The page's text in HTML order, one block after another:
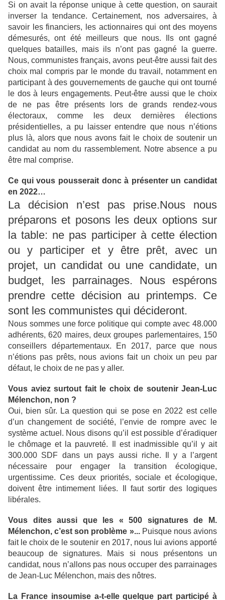
Si on avait la réponse unique à cette question, on saurait
inverser la tendance. Certainement, nos adversaires, à
savoir les financiers, les actionnaires qui ont des moyens
démesurés, ont été meilleurs que nous. Ils ont gagné
quelques batailles, mais ils n’ont pas gagné la guerre.
Nous, communistes français, avons peut-être aussi fait des
choix mal compris par le monde du travail, notamment en
participant à des gouvernements de gauche qui ont tourné
le dos à leurs engagements. Peut-être aussi que le choix
de ne pas être présents lors de grands rendez-vous
électoraux, comme les deux dernières élections
présidentielles, a pu laisser entendre que nous n’étions
plus là, alors que nous avons fait le choix de soutenir un
candidat au nom du rassemblement. Notre absence a pu
être mal comprise.
Ce qui vous pousserait donc à présenter un candidat
en 2022…
La décision n’est pas prise.Nous nous
préparons et posons les deux options sur
la table: ne pas participer à cette élection
ou y participer et y être prêt, avec un
projet, un candidat ou une candidate, un
budget, les parrainages. Nous espérons
prendre cette décision au printemps. Ce
sont les communistes qui décideront.
Nous sommes une force politique qui compte avec 48.000
adhérents, 620 maires, deux groupes parlementaires, 150
conseillers départementaux. En 2017, parce que nous
n’étions pas prêts, nous avions fait un choix un peu par
défaut, le choix de ne pas y aller.
Vous aviez surtout fait le choix de soutenir Jean-Luc
Mélenchon, non ?
Oui, bien sûr. La question qui se pose en 2022 est celle
d’un changement de société, l’envie de rompre avec le
système actuel. Nous disons qu’il est possible d’éradiquer
le chômage et la pauvreté. Il est inadmissible qu’il y ait
300.000 SDF dans un pays aussi riche. Il y a l’argent
nécessaire pour engager la transition écologique,
urgentissime. Ces deux priorités, sociale et écologique,
doivent être intimement liées. Il faut sortir des logiques
libérales.
Vous dites aussi que les « 500 signatures de M.
Mélenchon, c’est son problème »...Puisque nous avions
fait le choix de le soutenir en 2017, nous lui avions apporté
beaucoup de signatures. Mais si nous présentons un
candidat, nous n’allons pas nous occuper des parrainages
de Jean-Luc Mélenchon, mais des nôtres.
La France insoumise a-t-elle quelque part participé à